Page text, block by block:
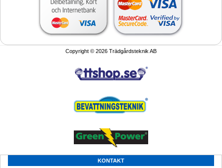
Copyright © 2026 Trädgårdsteknik AB
KONTAKT